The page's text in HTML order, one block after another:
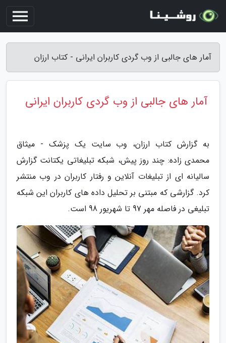
آمار های جالبی از وب گردی کاربران ایرانی - کتاب ارزان
آمار های جالبی از وب گردی کاربران ایرانی
به گزارش کتاب ارزان، وب سایت یک پزشک - میثاق
محمدی زاده: چند روز پیش، شبکه تبلیغاتی یکتانت گزارش
سالیانه ای از تبلیغات آنلاین و رفتار کاربران در وب منتشر
کرد. گزارشی که مبتنی بر تحلیل داده های کاربران این شبکه
تبلیغی در فاصله مهر 97 تا شهریور 98 است.